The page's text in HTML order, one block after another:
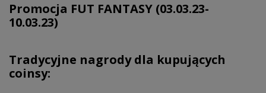
Promocja FUT FANTASY (03.03.23-
10.03.23)
Tradycyjne nagrody dla kupujących
coinsy: